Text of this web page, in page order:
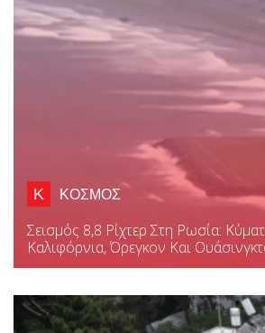
Κ ΚΟΣΜΟΣ
Σεισμός 8,8 Ρίχτερ Στη Ρωσία:
Καλιφόρνια, Όρεγκον Και